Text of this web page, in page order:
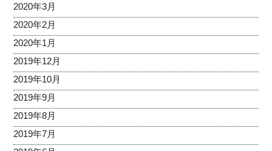
2020年3月
2020年2月
2020年1月
2019年12月
2019年10月
2019年9月
2019年8月
2019年7月